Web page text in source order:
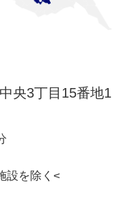
央3丁目15番地1
を除く <